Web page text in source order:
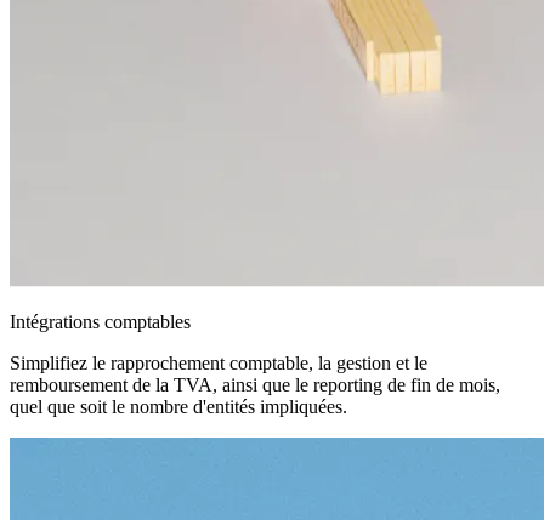
Intégrations comptables
Simplifiez le rapprochement comptable, la gestion et le
remboursement de la TVA, ainsi que le reporting de fin de mois,
quel que soit le nombre d'entités impliquées.